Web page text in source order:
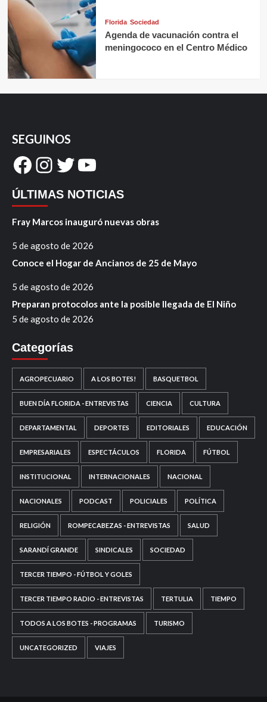
Florida Sociedad
Agenda de vacunación contra el
meningococo en el Centro Médico
SEGUINOS
Facebook
Instagram
Twitter
YouTube
ÚLTIMAS NOTICIAS
Fray Marcos inauguró nuevas obras
5 de agosto de 2026
Conoce el Hogar de Ancianos de 25 de Mayo
5 de agosto de 2026
Preparan protocolos ante la posible llegada de El Niño
5 de agosto de 2026
Categorías
AGROPECUARIO A LOS BOTES! BASQUETBOL
BUEN DÍA FLORIDA - ENTREVISTAS CIENCIA CULTURA
DEPARTAMENTAL DEPORTES EDITORIALES EDUCACIÓN
EMPRESARIALES ESPECTÁCULOS FLORIDA FÚTBOL
INSTITUCIONAL INTERNACIONALES NACIONAL
NACIONALES PODCAST POLICIALES POLÍTICA
RELIGIÓN ROMPECABEZAS - ENTREVISTAS SALUD
SARANDÍ GRANDE SINDICALES SOCIEDAD
TERCER TIEMPO - FÚTBOL Y GOLES
TERCER TIEMPO RADIO - ENTREVISTAS TERTULIA TIEMPO
TODOS A LOS BOTES - PROGRAMAS TURISMO
UNCATEGORIZED VIAJES